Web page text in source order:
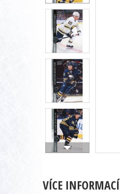
VÍCE INFORMACÍ